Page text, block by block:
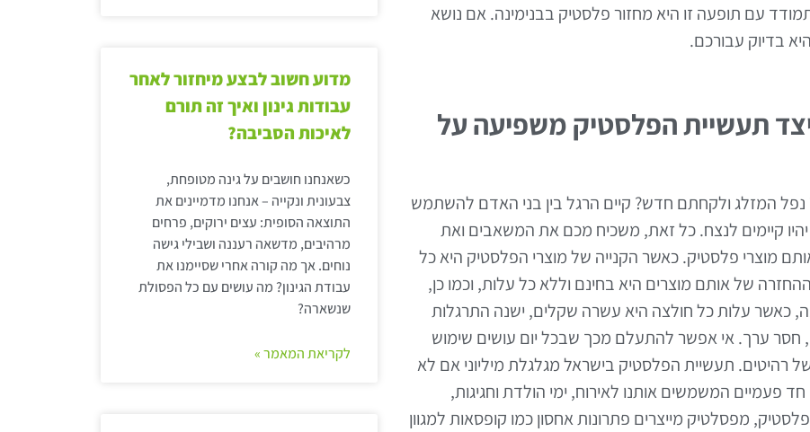
עם תופעה זו היא מחזור פלסטיק בבנימינה. אם נושא
בדיוק עבורכם.
תעשיית הפלסטיק משפיעה על
נפל המזלג ולקחתם חדש? קיים הרגל בין בני האדם להשתמש
קיימים לנצח. כל זאת, משכיח מכם את המשאבים ואת
מוצרי פלסטיק. כאשר הקנייה של מוצרי הפלסטיק היא כל
של אותם מוצרים היא בחינם וללא כל עלות, וכמו כן,
24 קולקציות בשנה, כאשר עלות כל חולצה היא עשרה שקלים, ישנה התרגלות
חסר ערך. אי אפשר להתעלם מכך שבכל יום עושים שימוש
של רהיטים. תעשיית הפלסטיק בישראל מגלגלת מיליוני אם לא
פעמיים המשמשים אותנו לאירוח, ימי הולדת וחגיגות,
מפסלטיק מייצרים פתרונות אחסון כמו קופסאות למגוון
מדוע חשוב לבצע מיחזור לאחר
עבודות גינון ואיך זה תורם
לאיכות הסביבה?
כשאנחנו חושבים על גינה מטופחת,
צבעונית ונקייה – אנחנו מדמיינים את
התוצאה הסופית: עצים ירוקים, פרחים
מרהיבים, מדשאה רעננה ושבילי גישה
נוחים. אך מה קורה אחרי שסיימנו את
עבודת הגינון? מה עושים עם כל הפסולת
שנשארה?
לקריאת המאמר »